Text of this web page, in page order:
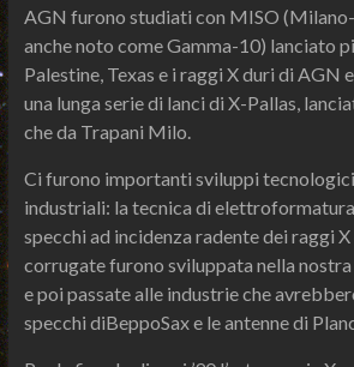
AGN furono studiati con MISO
anche noto come Gamma-10) lanciato
Palestine, Texas e i raggi X duri di AGN
una lunga serie di lanci di X-Pallas,
che da Trapani Milo.
Ci furono importanti sviluppi
industriali: la tecnica di
specchi ad incidenza radente dei raggi X
corrugate furono sviluppata nella
e poi passate alle industrie che
specchi diBeppoSax e le antenne di